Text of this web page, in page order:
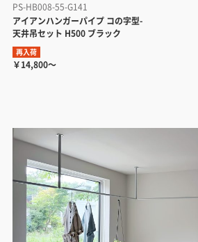
PS-HB008-55-G141
アイアンハンガーパイプ コの字型-
天井吊セット H500 ブラック
再入荷
￥14,800～